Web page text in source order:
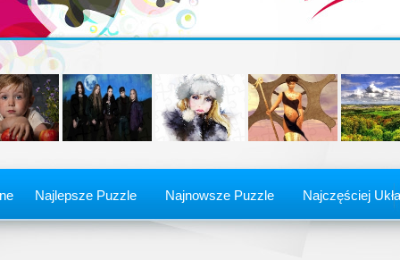
Najlepsze Puzzle Najnowsze Puzzle Najczęściej